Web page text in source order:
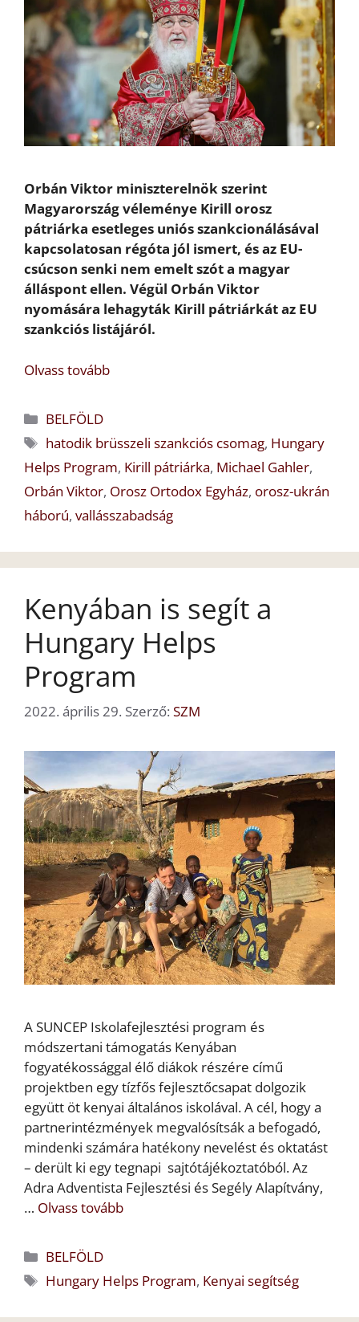
Orbán Viktor miniszterelnök szerint
Magyarország véleménye Kirill orosz
pátriárka esetleges uniós szankcionálásával
kapcsolatosan régóta jól ismert, és az EU-
csúcson senki nem emelt szót a magyar
álláspont ellen. Végül Orbán Viktor
nyomására lehagyták Kirill pátriárkát az EU
szankciós listájáról.
Olvass tovább
Kategória
BELFÖLD
Címkék
hatodik brüsszeli szankciós csomag, Hungary
Helps Program, Kirill pátriárka, Michael Gahler,
Orbán Viktor, Orosz Ortodox Egyház, orosz-ukrán
háború, vallásszabadság
Kenyában is segít a
Hungary Helps
Program
2022. április 29. Szerző: SZM
A SUNCEP Iskolafejlesztési program és
módszertani támogatás Kenyában
fogyatékossággal élő diákok részére című
projektben egy tízfős fejlesztőcsapat dolgozik
együtt öt kenyai általános iskolával. A cél, hogy a
partnerintézmények megvalósítsák a befogadó,
mindenki számára hatékony nevelést és oktatást
– derült ki egy tegnapi sajtótájékoztatóból. Az
Adra Adventista Fejlesztési és Segély Alapítvány,
… Olvass tovább
Kategória
BELFÖLD
Címkék
Hungary Helps Program, Kenyai segítség